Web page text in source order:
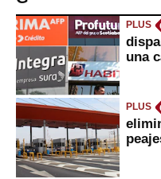
PLUS
una
PLUS